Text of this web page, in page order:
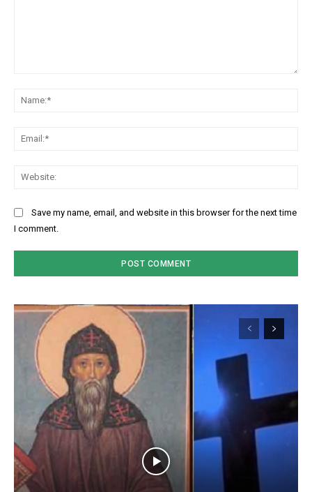
Save my name, email, and website in this browser for the next time
I comment.